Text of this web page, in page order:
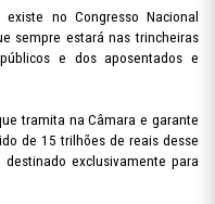
no Congresso Nacional
sempre estará nas trincheiras
e dos aposentados e
tramita na Câmara e garante
de 15 trilhões de reais desse
exclusivamente para